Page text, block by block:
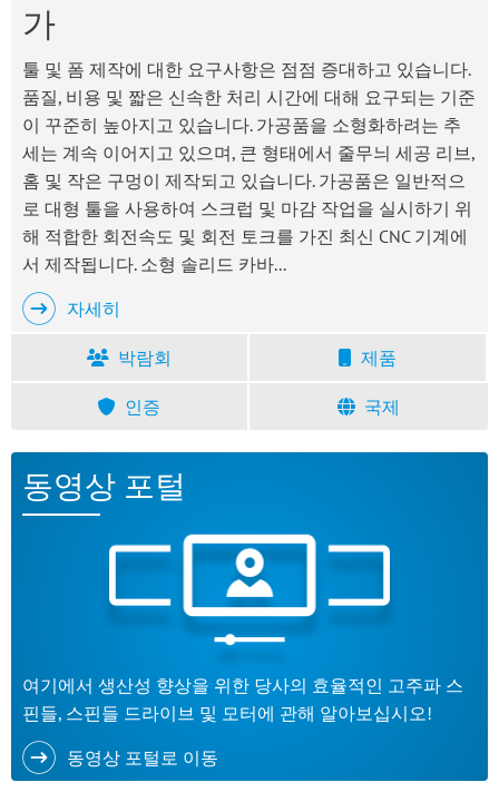
가
툴 및 폼 제작에 대한 요구사항은 점점 증대하고 있습니다.
품질, 비용 및 짧은 신속한 처리 시간에 대해 요구되는 기준
이 꾸준히 높아지고 있습니다. 가공품을 소형화하려는 추
세는 계속 이어지고 있으며, 큰 형태에서 줄무늬 세공 리브,
홈 및 작은 구멍이 제작되고 있습니다. 가공품은 일반적으
로 대형 툴을 사용하여 스크럽 및 마감 작업을 실시하기 위
해 적합한 회전속도 및 회전 토크를 가진 최신 CNC 기계에
서 제작됩니다. 소형 솔리드 카바...
자세히
박람회 제품
인증 국제
동영상 포털
여기에서 생산성 향상을 위한 당사의 효율적인 고주파 스
핀들, 스핀들 드라이브 및 모터에 관해 알아보십시오!
동영상 포털로 이동